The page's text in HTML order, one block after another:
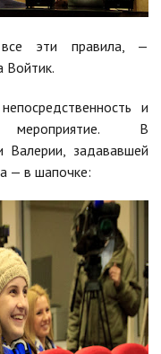
эти правила, —
Войтик.
и
мероприятие. В
задававшей
— в шапочке: